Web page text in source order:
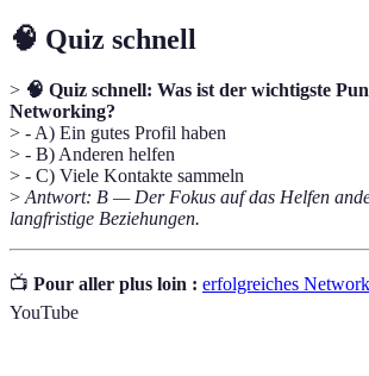
🧠 Quiz schnell
> 🧠 Quiz schnell: Was ist der wichtigste
Networking?
> - A) Ein gutes Profil haben
> - B) Anderen helfen
> - C) Viele Kontakte sammeln
> Antwort: B — Der Fokus auf das Helfen
langfristige Beziehungen.
📺 Pour aller plus loin : erfolgreiches
YouTube